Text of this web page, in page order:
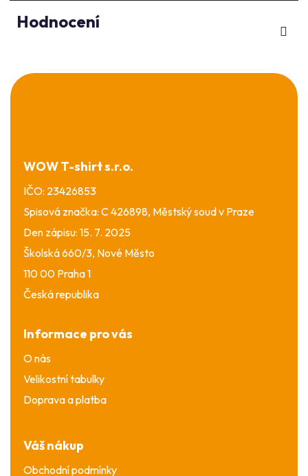
Hodnocení
Z
á
WOW T-shirt s.r.o.
IČO: 23426853
Spisová značka: C 426898, Městský soud v Praze
Den zápisu: 15. 7. 2025
Školská 660/3, Nové Město
110 00 Praha 1
Česká republika
Informace pro vás
O nás
Velikostní tabulky
Doprava a platba
Váš nákup
Obchodní podmínky